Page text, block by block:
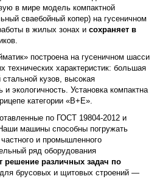
в мире модель компактной
сваебойный копер) на гусеничном
в жилых зонах и сохраняет в
построена на гусеничном шасси
технических характеристик: большая
кузов, высокая
экологичность. Установка компактна
категории «В+Е».
по ГОСТ 19804-2012 и
машины способны погружать
и промышленного
ряд оборудования
решение различных задач по
брусовых и щитовых строений —